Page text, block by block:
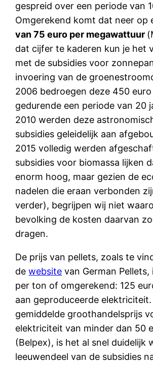
gespreid over een periode van
Omgerekend komt dat neer op
van 75 euro per megawattuur
dat cijfer te kaderen kun je het
met de subsidies voor
invoering van de
2006 bedroegen deze 450
gedurende een periode van 20
2010 werden deze
subsidies geleidelijk aan
2015 volledig werden
subsidies voor biomassa lijken
enorm hoog, maar gezien de
nadelen die eraan verbonden
verder), begrijpen wij niet
bevolking de kosten daarvan
dragen.
De prijs van pellets, zoals te
dewebsite van German Pellets,
per ton of omgerekend: 125
aan geproduceerde
gemiddelde groothandelsprijs
elektriciteit van minder dan 50
(Belpex), is het al snel duidelijk
leeuwendeel van de subsidies